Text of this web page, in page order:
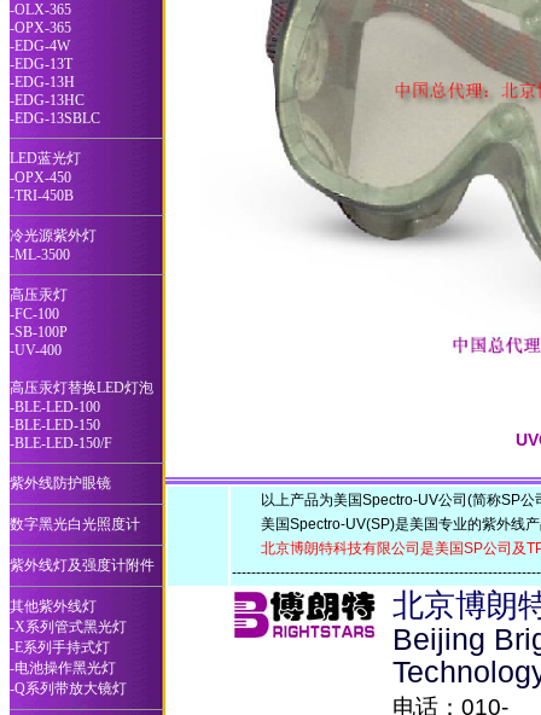
-OLX-365
-OPX-365
-EDG-4W
-EDG-13T
-EDG-13H
-EDG-13HC
-EDG-13SBLC
LED蓝光灯
-OPX-450
-TRI-450B
冷光源紫外灯
-ML-3500
高压汞灯
-FC-100
-SB-100P
-UV-400
高压汞灯替换LED灯泡
-BLE-LED-100
-BLE-LED-150
-BLE-LED-150/F
紫外线防护眼镜
数字黑光白光照度计
紫外线灯及强度计附件
其他紫外线灯
-X系列管式黑光灯
-E系列手持式灯
-电池操作黑光灯
-Q系列带放大镜灯
以上产品为美国Spectro-UV公司(简称SP公
美国Spectro-UV(SP)是美国专业的紫外线产
北京博朗特科技有限公司是美国SP公司及
北京博朗
Beijing
电话：010-